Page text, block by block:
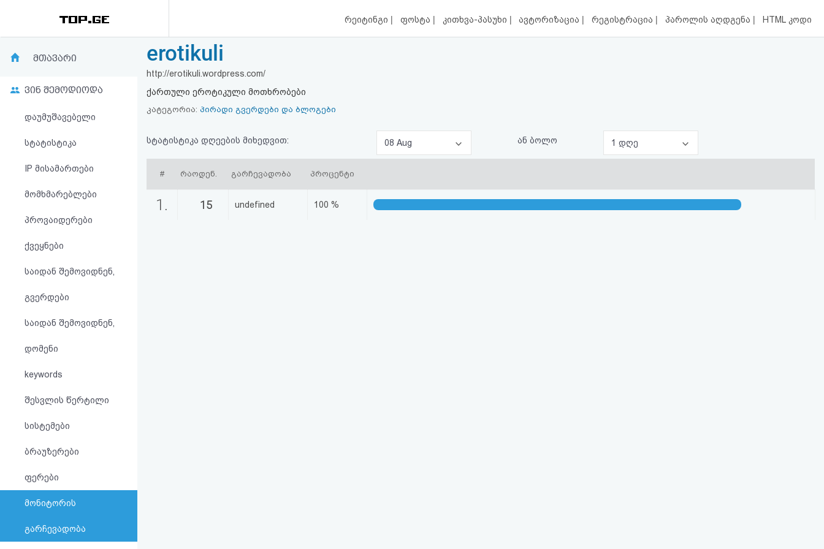
რეიტინგი | ფოსტა | კითხვა-პასუხი | ავტორიზაცია | რეგისტრაცია | პაროლის აღდგენა | HTML კოდი
რეიტინგი
კითხვა-
პასუხი
ავტორიზაცია
რეგისტრაცია
სალიცენზიო
შეთანხმება
მთავარი
ვინ შემოდიოდა
დაუმუშავებელი
სტატისტიკა
IP მისამართები
მომხმარებლები
პროვაიდერები
ქვეყნები
საიდან შემოვიდნენ,
გვერდები
საიდან შემოვიდნენ,
დომენი
keywords
შესვლის წერტილი
სისტემები
ბრაუზერები
ფერები
მონიტორის
გარჩევადობა
erotikuli
http://erotikuli.wordpress.com/
ქართული ეროტიკული მოთხრობები
კატეგორია: პირადი გვერდები და ბლოგები
სტატისტიკა დღეების მიხედვით: 08 Aug ან ბოლო 1 დღე
# რაოდენ. გარჩევადობა პროცენტი
1. 15 undefined 100 %